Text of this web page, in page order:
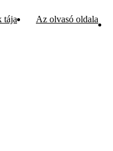
tája Az olvasó oldala